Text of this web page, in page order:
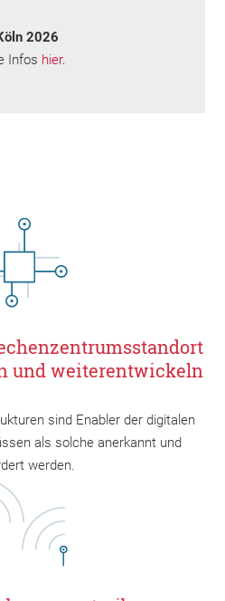
2026
Infos hier.
und weiterentwickeln
sind Enabler der digitalen
als solche anerkannt und
werden.